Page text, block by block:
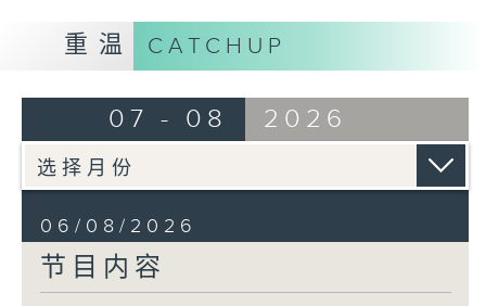
「珍珠塔(三)」
由 陈兰、雪娟、广玉 主唱
重温 CATCHUP
07 - 08 2026
06/08/2026
节目内容